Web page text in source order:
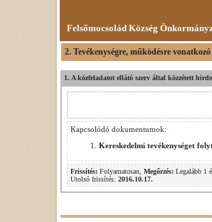
Felsőmocsolád Község
2. Tevékenységre, működésre
1. A közfeladatot ellátó szerv által közzétett
Kapcsolódó dokumentumok:
Kereskedelmi tevékenységet
Frissítés: Folyamatosan, Megőrzés: Legalább 1
Utolsó frissítés: 2016.10.17.